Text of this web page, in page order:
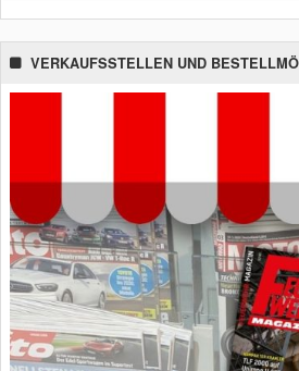
VERKAUFSSTELLEN UND